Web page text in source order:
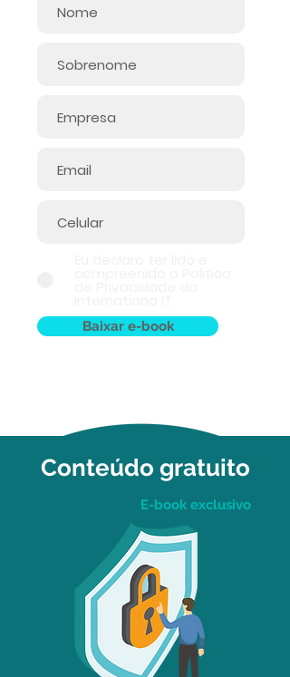
Baixar e-book
Conteúdo gratuito
E-book exclusivo